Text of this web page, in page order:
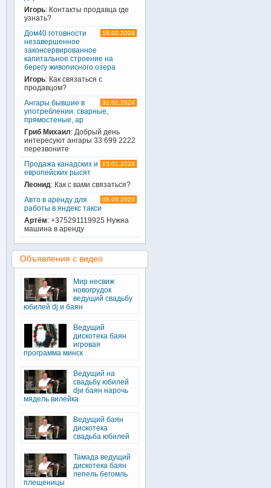
Игорь: Контакты продавца где
узнать?
16.02.2024
Дом40 готовности
незавершенное
законсервированное
капитальное строение на
берегу живописного озера
Игорь: Как связаться с
продавцом?
31.01.2024
Ангары бывшие в
употреблении. сварные,
прямостеные, ар
Гриб Михаил: Добрый день
интересуют ангары 33 699 2222
перезвоните
15.01.2024
Продажа канадских и
европейских рысят
Леонид: Как с вами связаться?
05.09.2023
Авто в аренду для
работы в яндекс такси
Артём: +375291119925 Нужна
машина в аренду
Объявления с видео
Мир несвиж
новогрудок
ведущий свадьбу
юбилей dj и баян
Ведущий
дискотека баян
игровая
программа минск
Ведущий на
свадьбу юбилей
djи баян нарочь
мядель вилейка
Ведущий баян
дискотека
свадьба юбилей
Тамада ведущий
дискотека баян
лепель бегомль
плещеницы